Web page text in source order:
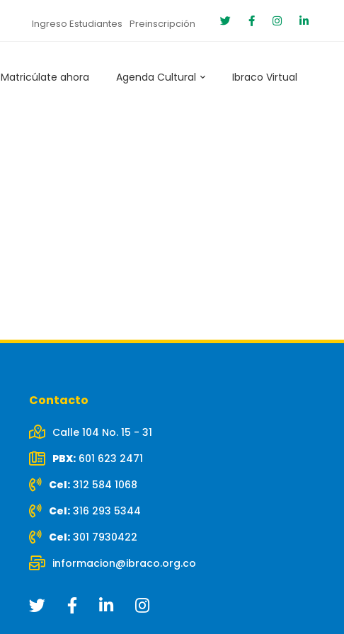
Ingreso Estudiantes Preinscripción
Matricúlate ahora Agenda Cultural Ibraco Virtual
Contacto
Calle 104 No. 15 - 31
PBX: 601 623 2471
Cel: 312 584 1068
Cel: 316 293 5344
Cel: 301 7930422
informacion@ibraco.org.co